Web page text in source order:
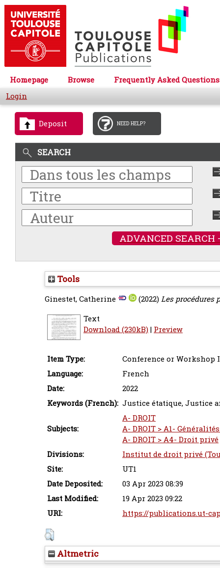
Homepage Browse
Frequently Asked Questions
Login
Deposit NEED HELP?
SEARCH
ADVANCED SEARCH
Tools
Ginestet, Catherine (2022)Les procédures
Text
Download (230kB)| Preview
Item Type:
Conference or Workshop
Language:
French
Date:
2022
Keywords (French): Justice étatique, Justice
Subjects:
A- DROIT
A- DROIT > A1-
A- DROIT > A4- Droit privé
Divisions:
Institut de droit privé
Site:
UT1
Date Deposited:
03 Apr 2023 08:39
Last Modified:
19 Apr 2023 09:22
URI:
https://publications.ut-
Altmetric